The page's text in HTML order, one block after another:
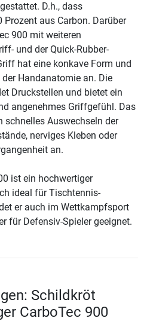
D.h., dass
aus Carbon. Darüber
900 mit weiteren
und der Quick-Rubber-
hat eine konkave Form und
Handanatomie an. Die
Druckstellen und bietet ein
angenehmes Griffgefühl. Das
schnelles Auswechseln der
nerviges Kleben oder
an.
ist ein hochwertiger
ideal für Tischtennis-
er auch im Wettkampfsport
für Defensiv-Spieler geeignet.
Schildkröt
CarboTec 900